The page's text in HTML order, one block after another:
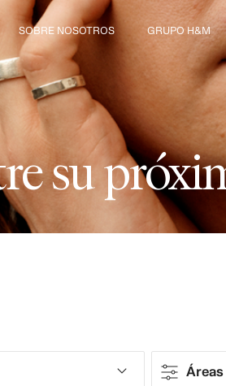
y
SOBRE NOSOTROS
Quiénes somos
Sostenibilidad
Inclusión & Diversidad
GRUPO H&M
Explorar el
resupróxi